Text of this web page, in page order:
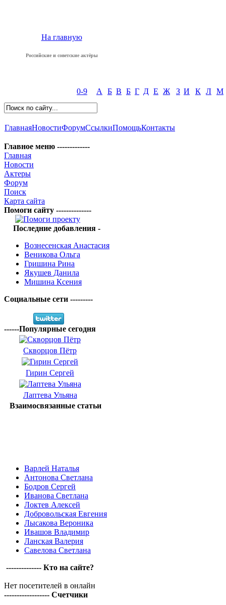
На главную
Российские и советские актёры
0-9 А Б В Б Г Д Е Ж З И К Л М
ГлавнаяНовостиФорумСсылкиПомощьКонтакты
Главное меню -------------
Главная
Новости
Актеры
Форум
Поиск
Карта сайта
Помоги сайту --------------
Последние добавления -
Вознесенская Анастасия
Веникова Ольга
Гришина Рина
Якушев Данила
Мишина Ксения
Социальные сети ---------
------Популярные сегодня
Скворцов Пётр
Гирин Сергей
Лаптева Ульяна
Взаимосвязанные статьи
Варлей Наталья
Антонова Светлана
Бодров Сергей
Иванова Светлана
Локтев Алексей
Добровольская Евгения
Лысакова Вероника
Ивашов Владимир
Ланская Валерия
Савелова Светлана
-------------- Кто на сайте?
Нет посетителей в онлайн
------------------ Счетчики